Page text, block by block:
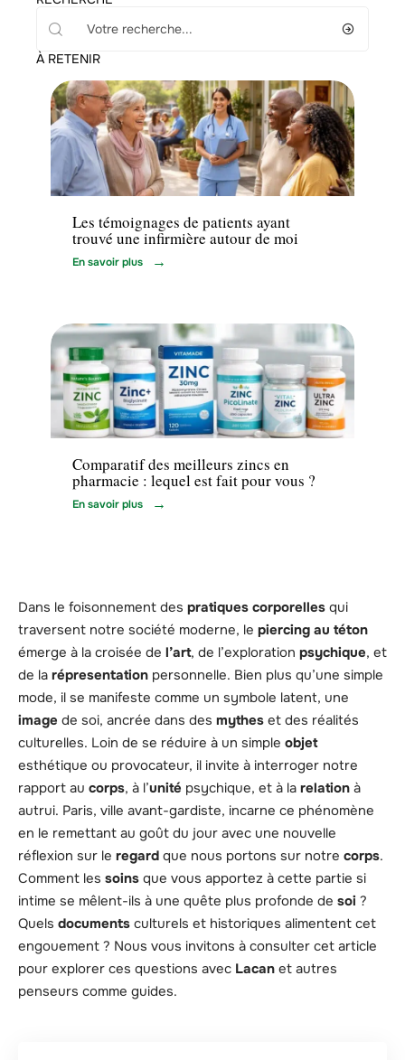
À RETENIR
Santé
Les témoignages de patients ayant
trouvé une infirmière autour de moi
En savoir plus
Santé
Comparatif des meilleurs zincs en
pharmacie : lequel est fait pour vous ?
En savoir plus
Dans le foisonnement des pratiques corporelles qui
traversent notre société moderne, le piercing au téton
émerge à la croisée de l’art, de l’exploration psychique, et
de la répresentation personnelle. Bien plus qu’une simple
mode, il se manifeste comme un symbole latent, une
image de soi, ancrée dans des mythes et des réalités
culturelles. Loin de se réduire à un simple objet
esthétique ou provocateur, il invite à interroger notre
rapport au corps, à l’unité psychique, et à la relation à
autrui. Paris, ville avant-gardiste, incarne ce phénomène
en le remettant au goût du jour avec une nouvelle
réflexion sur le regard que nous portons sur notre corps.
Comment les soins que vous apportez à cette partie si
intime se mêlent-ils à une quête plus profonde de soi ?
Quels documents culturels et historiques alimentent cet
engouement ? Nous vous invitons à consulter cet article
pour explorer ces questions avec Lacan et autres
penseurs comme guides.